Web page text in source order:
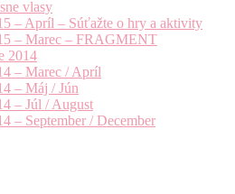
vlasy
– Apríl – Súťažte o hry a aktivity
– Marec – FRAGMENT
2014
– Marec / Apríl
– Máj / Jún
– Júl / August
– September / December